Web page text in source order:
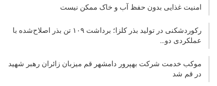
امنیت غذایی بدون حفظ آب و خاک ممکن نیست
رکوردشکنی در تولید بذر کلزا؛ برداشت ۱۰۹ تن بذر اصلاح‌شده با
عملکردی دو…
موکب خدمت شرکت بهپرور دامشهر قم میزبان زائران رهبر شهید
در قم شد